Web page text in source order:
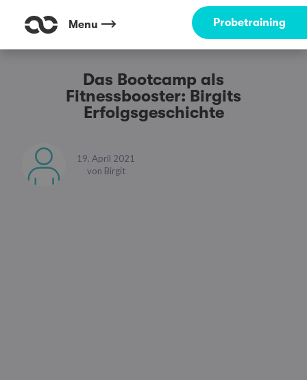
Menu Probetraining
Das Bootcamp als
Fitnessbooster: Birgits
Erfolgsgeschichte
19. April 2021
von Birgit